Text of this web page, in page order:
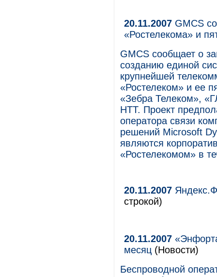
20.11.2007 GMCS
«Ростелекома» и
GMCS cообщает о
созданию единой
крупнейшей
«Ростелеком» и ее
«Зебра Телеком»,
НТТ. Проект
оператора связи
решений Microsoft
являются
«Ростелекомом» в
20.11.2007
строкой)
20.11.2007
месяц (Новости)
Беспроводной